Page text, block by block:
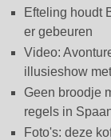
Efteling houdt
er gebeuren
Video:
illusieshow
Geen broodje
regels in
Foto's: deze